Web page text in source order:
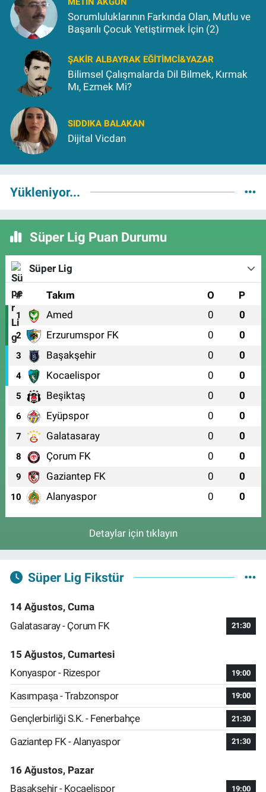
Sorumluluklarının Farkında Olan, Mutlu ve
Başarılı Çocuk Yetiştirmek İçin (2)
ŞAKIR ALBAYRAK EĞITIMCI&YAZAR
Bilimsel Çalışmalarda Dil Bilmek, Kırmak
Mı, Ezmek Mi?
SIDDIKA BALAKAN
Dijital Vicdan
Yükleniyor...
Süper Lig Puan Durumu
Süper Lig
# Takım O P
1 Amed 0 0
2 Erzurumspor FK 0 0
3 Başakşehir 0 0
4 Kocaelispor 0 0
5 Beşiktaş 0 0
6 Eyüpspor 0 0
7 Galatasaray 0 0
8 Çorum FK 0 0
9 Gaziantep FK 0 0
10 Alanyaspor 0 0
Detaylar için tıklayın
Süper Lig Fikstür
14 Ağustos, Cuma
Galatasaray - Çorum FK
21:30
15 Ağustos, Cumartesi
Konyaspor - Rizespor
19:00
Kasımpaşa - Trabzonspor 19:00
Gençlerbirliği S.K. - Fenerbahçe 21:30
Gaziantep FK - Alanyaspor 21:30
16 Ağustos, Pazar
Başakşehir - Kocaelispor
19:00